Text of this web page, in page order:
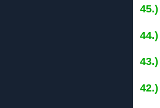
45.)
44.)
43.)
42.)